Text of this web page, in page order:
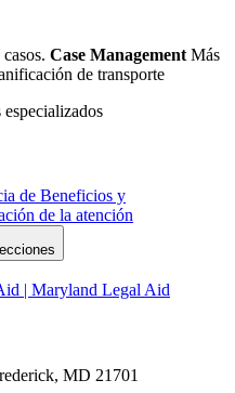
Case Management Más
de transporte
de Beneficios y
de la atención
| Maryland Legal Aid
MD 21701